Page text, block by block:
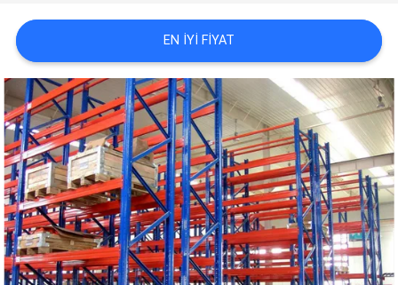
VAKALAR
SITE
HARITASI
PRIVACY
POLICY
EN IYI FIYAT